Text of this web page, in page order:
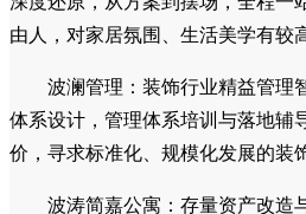
工程终身保修，金管家服务，高端
波涛装饰家居：全球化主材整
配合全案落地，集团化采购，价格